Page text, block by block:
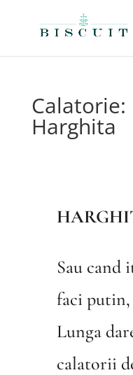
Calatorie:
Harghita
Sau
faci putin,
Lunga
calatorii